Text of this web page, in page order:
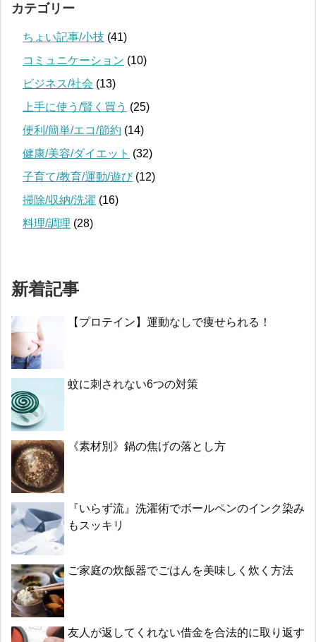
カテゴリー
ちょい記事/小技 (41)
コミュニケーション (10)
ビジネス/社会 (13)
上手に使う/賢く買う (25)
便利/簡単/エコ/節約 (14)
健康/美容/ダイエット (32)
子育て/教育/運動/遊び(12)
掃除/収納/洗濯 (16)
料理/調理 (28)
新着記事
【プロテイン】運動なしで痩せられる！
蚊に刺されない6つの対策
《素材別》鍋の焦げの落とし方
『いらず流』洗濯術でボールペンのインク染み
もスッキリ
ご家庭の炊飯器でごはんを美味しく炊く方法
友人が返してくれない借金を合法的に取り返す